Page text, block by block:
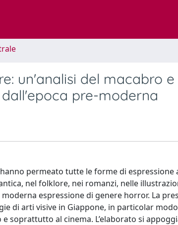
un'analisi del macabro
pre-moderna
permeato tutte le forme di espressione
nel folklore, nei romanzi, nelle
espressione di genere horror. La
di arti visive in Giappone, in particolar
soprattutto al cinema. L’elaborato si